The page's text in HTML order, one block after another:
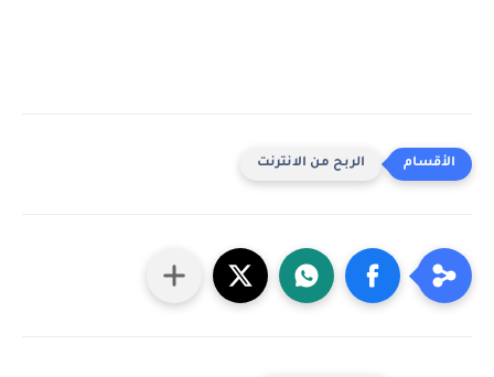
الربح من الانترنت